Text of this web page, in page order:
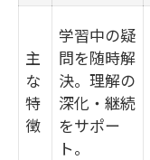
主
な
特
徴
学習中の疑
問を随時解
決。理解の
深化・継続
をサポー
ト。